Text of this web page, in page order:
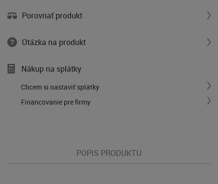
Porovnať produkt
Otázka na produkt
Nákup na splátky
Chcem si nastaviť splátky
Financovanie pre firmy
POPIS PRODUKTU